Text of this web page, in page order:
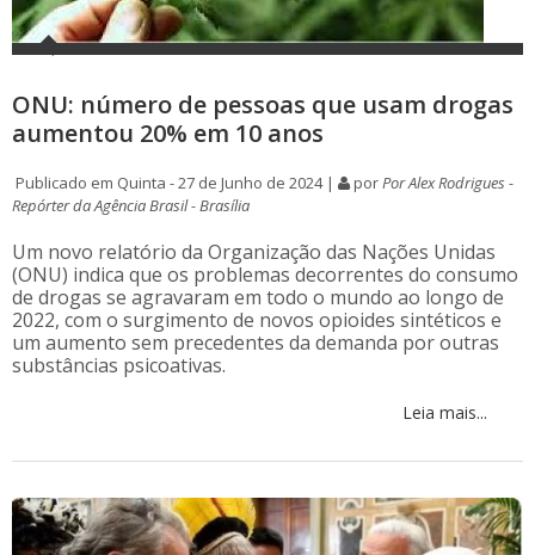
ONU: número de pessoas que usam drogas
aumentou 20% em 10 anos
Publicado em Quinta - 27 de Junho de 2024 | porPor Alex Rodrigues -
Repórter da Agência Brasil - Brasília
Um novo relatório da Organização das Nações Unidas
(ONU) indica que os problemas decorrentes do consumo
de drogas se agravaram em todo o mundo ao longo de
2022, com o surgimento de novos opioides sintéticos e
um aumento sem precedentes da demanda por outras
substâncias psicoativas.
Leia mais...